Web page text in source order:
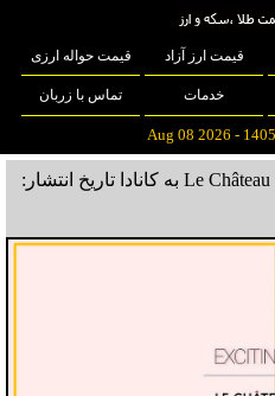
قیمت ارز آزاد قیمت حواله ارزی
خدمات تماس با زربان
تاریخ انتشار: